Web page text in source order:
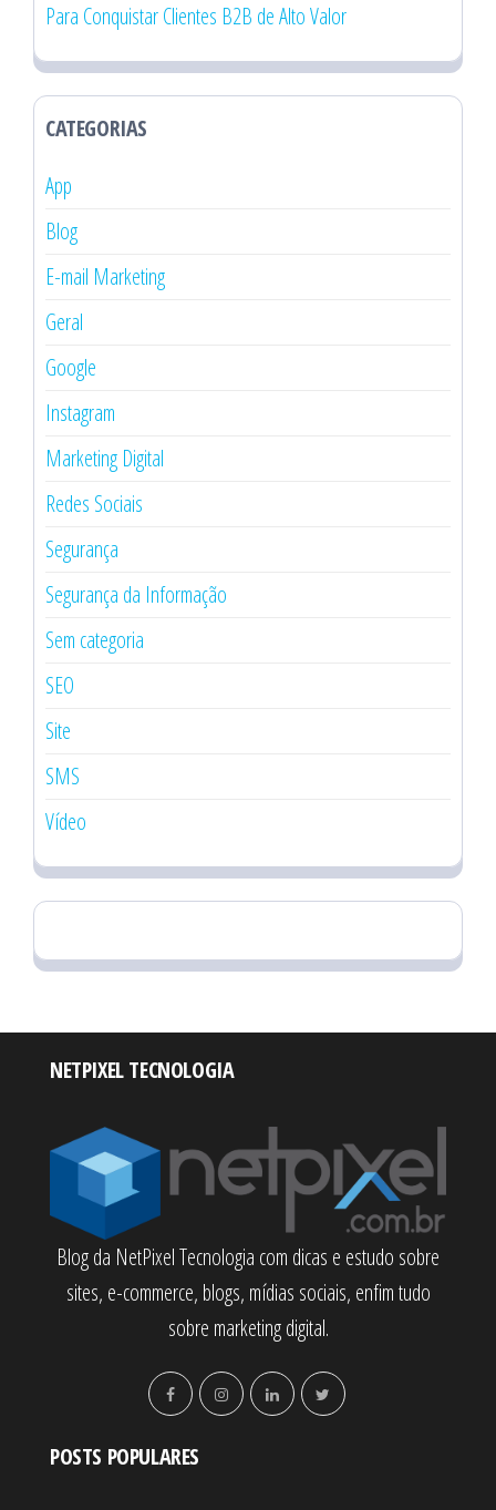
Para Conquistar Clientes B2B de Alto Valor
CATEGORIAS
App
Blog
E-mail Marketing
Geral
Google
Instagram
Marketing Digital
Redes Sociais
Segurança
Segurança da Informação
Sem categoria
SEO
Site
SMS
Vídeo
NETPIXEL TECNOLOGIA
Blog da NetPixel Tecnologia com dicas e estudo sobre
sites, e-commerce, blogs, mídias sociais, enfim tudo
sobre marketing digital.
POSTS POPULARES